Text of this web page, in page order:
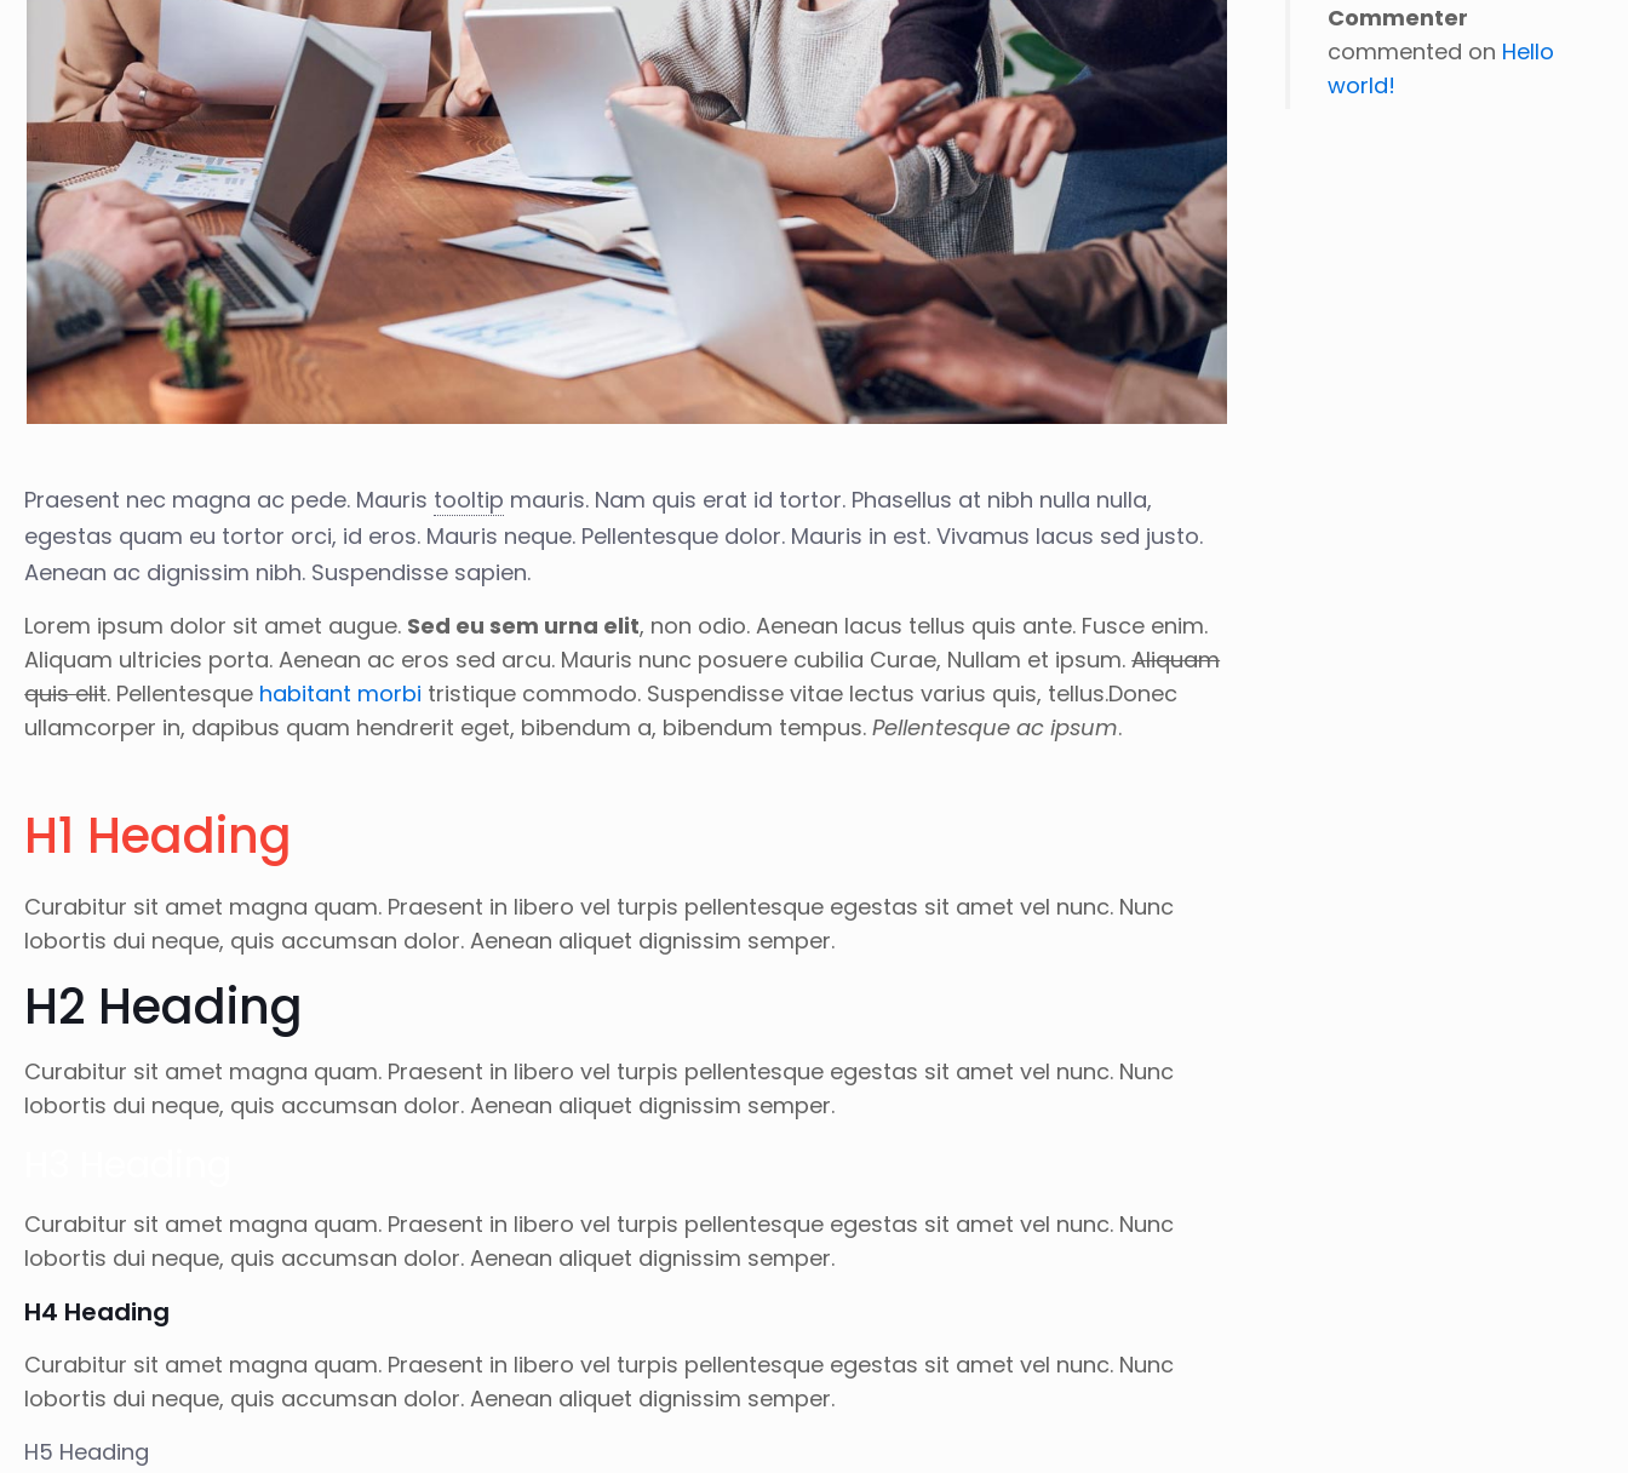
Praesent nec magna ac pede. Mauris tooltip mauris. Nam quis erat id tortor. Phasellus at nibh nulla nulla,
egestas quam eu tortor orci, id eros. Mauris neque. Pellentesque dolor. Mauris in est. Vivamus lacus sed justo.
Aenean ac dignissim nibh. Suspendisse sapien.
Lorem ipsum dolor sit amet augue. Sed eu sem urna elit, non odio. Aenean lacus tellus quis ante. Fusce enim.
Aliquam ultricies porta. Aenean ac eros sed arcu. Mauris nunc posuere cubilia Curae, Nullam et ipsum.Aliquam
quis elit. Pellentesque habitant morbi tristique commodo. Suspendisse vitae lectus varius quis, tellus.Donec
ullamcorper in, dapibus quam hendrerit eget, bibendum a, bibendum tempus.Pellentesque ac ipsum.
H1 Heading
Curabitur sit amet magna quam. Praesent in libero vel turpis pellentesque egestas sit amet vel nunc. Nunc
lobortis dui neque, quis accumsan dolor. Aenean aliquet dignissim semper.
H2 Heading
Curabitur sit amet magna quam. Praesent in libero vel turpis pellentesque egestas sit amet vel nunc. Nunc
lobortis dui neque, quis accumsan dolor. Aenean aliquet dignissim semper.
Curabitur sit amet magna quam. Praesent in libero vel turpis pellentesque egestas sit amet vel nunc. Nunc
lobortis dui neque, quis accumsan dolor. Aenean aliquet dignissim semper.
H4 Heading
Curabitur sit amet magna quam. Praesent in libero vel turpis pellentesque egestas sit amet vel nunc. Nunc
lobortis dui neque, quis accumsan dolor. Aenean aliquet dignissim semper.
H5 Heading
Commenter
commented on Hello
world!